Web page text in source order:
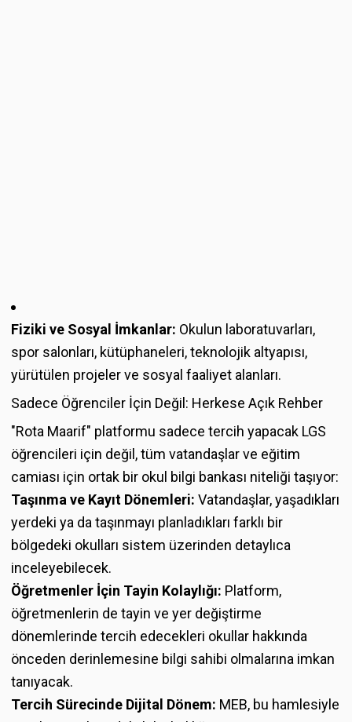
Fiziki ve Sosyal İmkanlar: Okulun laboratuvarları,
spor salonları, kütüphaneleri, teknolojik altyapısı,
yürütülen projeler ve sosyal faaliyet alanları.
Sadece Öğrenciler İçin Değil: Herkese Açık Rehber
"Rota Maarif" platformu sadece tercih yapacak LGS
öğrencileri için değil, tüm vatandaşlar ve eğitim
camiası için ortak bir okul bilgi bankası niteliği taşıyor:
Taşınma ve Kayıt Dönemleri: Vatandaşlar, yaşadıkları
yerdeki ya da taşınmayı planladıkları farklı bir
bölgedeki okulları sistem üzerinden detaylıca
inceleyebilecek.
Öğretmenler İçin Tayin Kolaylığı: Platform,
öğretmenlerin de tayin ve yer değiştirme
dönemlerinde tercih edecekleri okullar hakkında
önceden derinlemesine bilgi sahibi olmalarına imkan
tanıyacak.
Tercih Sürecinde Dijital Dönem: MEB, bu hamlesiyle